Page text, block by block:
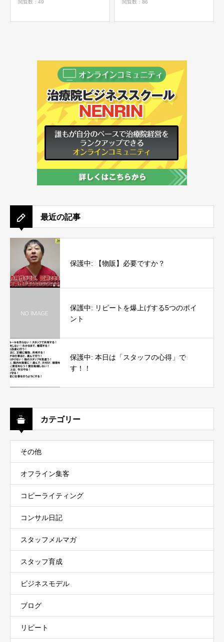
閲覧数：49 閲覧数：86
最近の記事
保護中: 【物販】必要ですか？
保護中: リピートを爆上げする5つのポイ
ント
保護中: 本日は「スタッフの心得」で
す！！
カテゴリー
その他
オフライン集客
コピーライティング
コンサル日記
スタッフメルマガ
スタッフ育成
ビジネスモデル
ブログ
リピート